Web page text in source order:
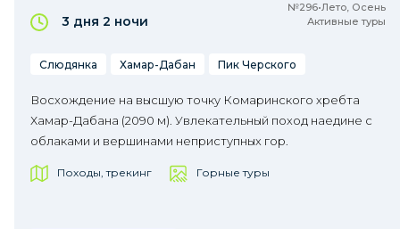
№296•Лето, Осень
Активные туры
3 дня 2 ночи
Слюдянка Хамар-Дабан Пик Черского
Восхождение на высшую точку Комаринского хребта
Хамар-Дабана (2090 м). Увлекательный поход наедине с
облаками и вершинами неприступных гор.
Походы, трекинг Горные туры